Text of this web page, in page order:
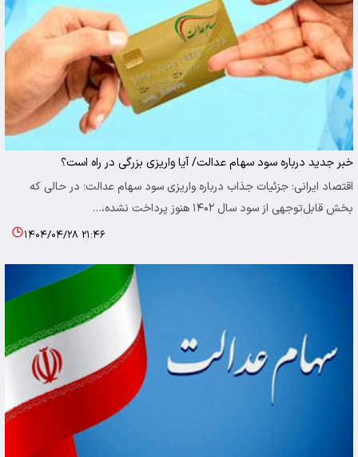
خبر جدید درباره سود سهام عدالت/ آیا واریزی بزرگی در راه است؟
اقتصاد ایرانی: جزئیات جذاب درباره واریزی سود سهام عدالت؛ در حالی که
بخش قابل‌توجهی از سود سال ۱۴۰۲ هنوز پرداخت نشده،…
۱۴۰۴/۰۴/۲۸ ۲۱:۴۶